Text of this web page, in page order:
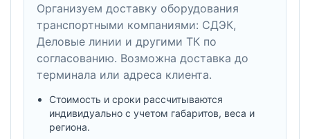
Организуем доставку оборудования
транспортными компаниями: СДЭК,
Деловые линии и другими ТК по
согласованию. Возможна доставка до
терминала или адреса клиента.
Стоимость и сроки рассчитываются
индивидуально с учетом габаритов, веса и
региона.